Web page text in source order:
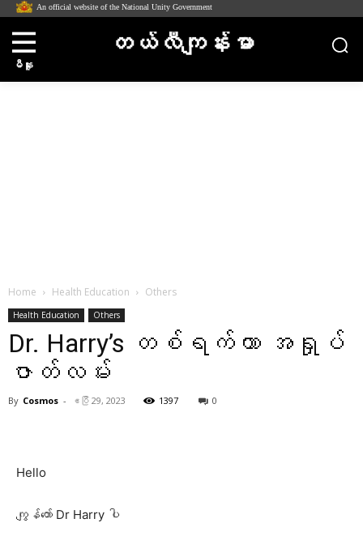
An official website of the National Unity Government
မီနူး
တယ်လီကျန်းမာ
Home Health Education Others
Health Education Others
Dr. Harry’s တစ်ရက်တာ အရှုပ်
ဇာတ်လမ်း
By Cosmos - ဧပြီ 29, 2023 1397
0
Hello
ကျွန်တော် Dr Harry ပါ